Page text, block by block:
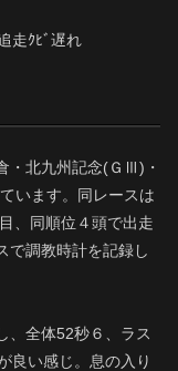
走ｸﾋﾞ遅れ
・北九州記念(ＧⅢ)・
います。同レースは
、同順位４頭で出走
で調教時計を記録し
全体52秒６、ラス
良い感じ。息の入り